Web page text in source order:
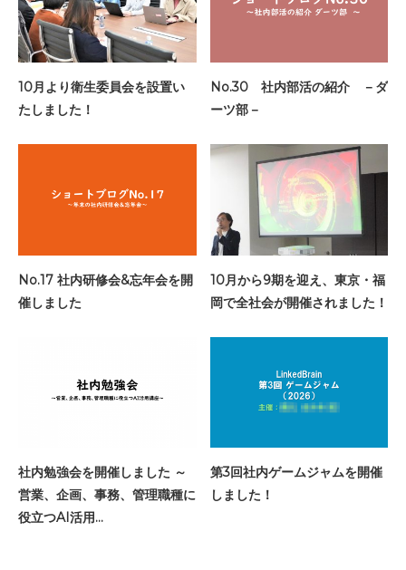
10月より衛生委員会を設置い
たしました！
No.30 社内部活の紹介 －ダ
ーツ部－
No.17 社内研修会&忘年会を開
催しました
10月から9期を迎え、東京・福
岡で全社会が開催されました！
社内勉強会を開催しました ～
営業、企画、事務、管理職種に
役立つAI活用…
第3回社内ゲームジャムを開催
しました！